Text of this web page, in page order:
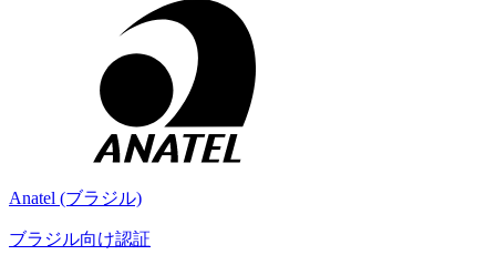
Anatel (ブラジル)
ブラジル向け認証